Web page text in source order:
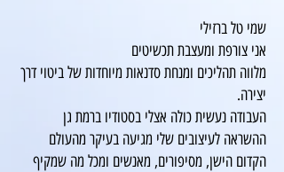
שמי טל ברזילי
אני צורפת ומעצבת תכשיטים
מלווה תהליכים ומנחת סדנאות מיוחדות של ביטוי דרך
יצירה.
העבודה נעשית כולה אצלי בסטודיו ברמת גן
ההשראה לעיצובים שלי מגיעה בעיקר מהעולם
הקדום הישן, מסיפורים, מאנשים ומכל מה שמקיף